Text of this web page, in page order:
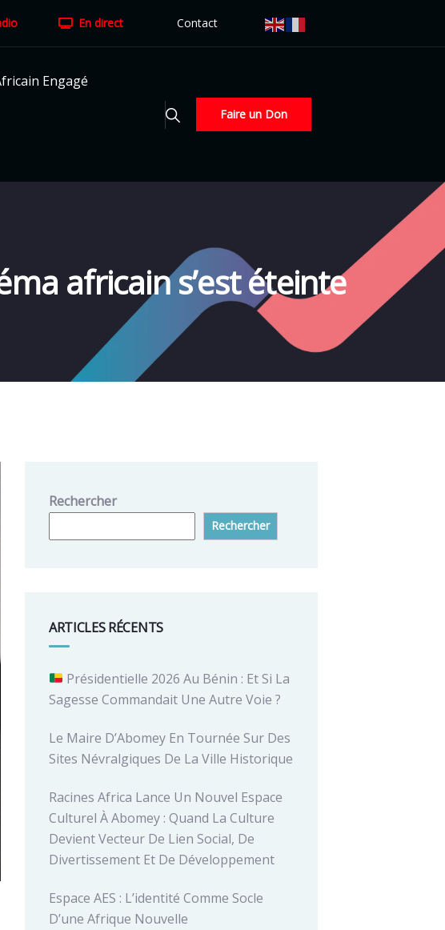
En direct Contact
Engagé
Faire un Don
africain s’est éteinte
Rechercher
Rechercher
ARTICLES RÉCENTS
Présidentielle 2026 Au Bénin : Et Si La
Sagesse Commandait Une Autre Voie ?
Le Maire D’Abomey En Tournée Sur Des
Sites Névralgiques De La Ville Historique
Racines Africa Lance Un Nouvel Espace
Culturel À Abomey : Quand La Culture
Devient Vecteur De Lien Social, De
Divertissement Et De Développement
Espace AES : L’identité Comme Socle
D’une Afrique Nouvelle